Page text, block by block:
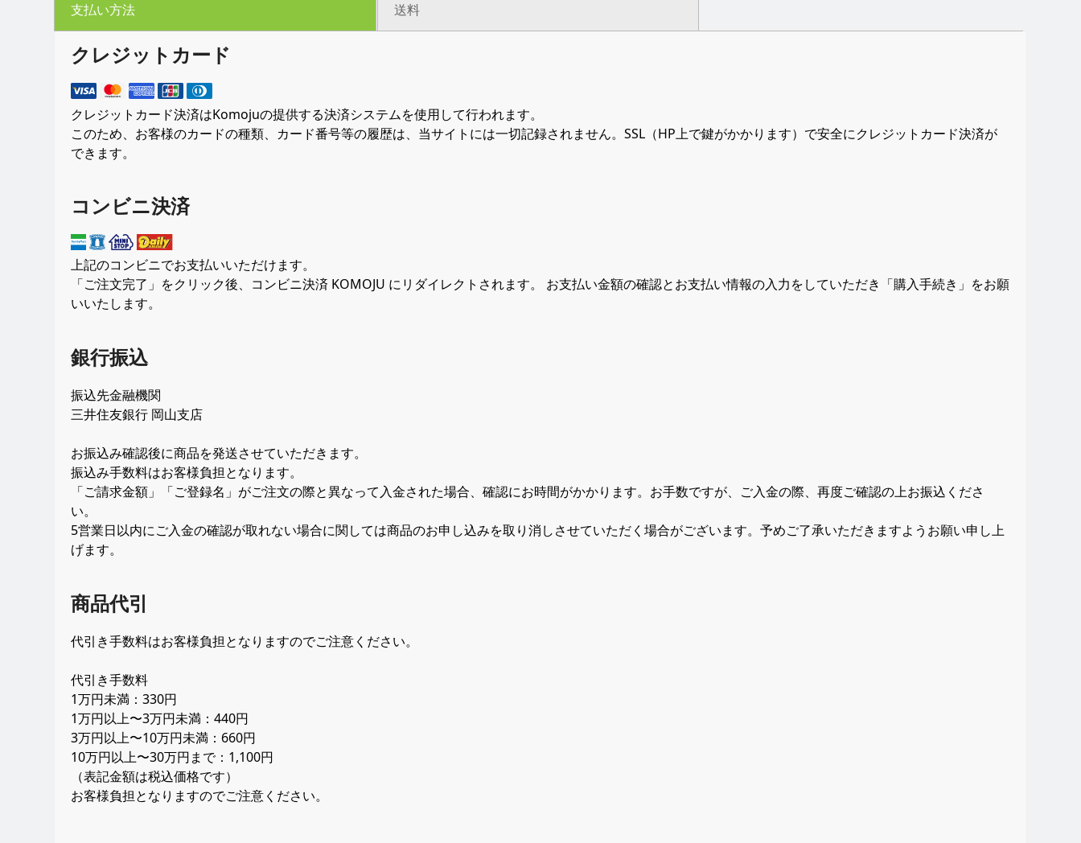
支払い方法 送料
クレジットカード
クレジットカード決済はKomojuの提供する決済システムを使用して行われます。
このため、お客様のカードの種類、カード番号等の履歴は、当サイトには一切記録されません。SSL（HP上で鍵がかかります）で安全にクレジットカード決済が
できます。
コンビニ決済
上記のコンビニでお支払いいただけます。
「ご注文完了」をクリック後、コンビニ決済 KOMOJU にリダイレクトされます。 お支払い金額の確認とお支払い情報の入力をしていただき「購入手続き」をお願
いいたします。
銀行振込
振込先金融機関
三井住友銀行 岡山支店
お振込み確認後に商品を発送させていただきます。
振込み手数料はお客様負担となります。
「ご請求金額」「ご登録名」がご注文の際と異なって入金された場合、確認にお時間がかかります。お手数ですが、ご入金の際、再度ご確認の上お振込くださ
い。
5営業日以内にご入金の確認が取れない場合に関しては商品のお申し込みを取り消しさせていただく場合がございます。予めご了承いただきますようお願い申し上
げます。
商品代引
代引き手数料はお客様負担となりますのでご注意ください。
代引き手数料
1万円未満：330円
1万円以上〜3万円未満：440円
3万円以上〜10万円未満：660円
10万円以上〜30万円まで：1,100円
（表記金額は税込価格です）
お客様負担となりますのでご注意ください。